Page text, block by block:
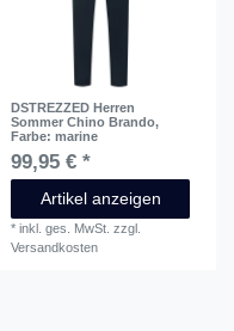
DSTREZZED Herren
Sommer Chino Brando,
Farbe: marine
99,95 € *
Artikel anzeigen
*inkl. ges. MwSt. zzgl.
Versandkosten